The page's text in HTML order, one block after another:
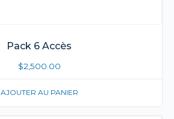
Pack 6 Accès
$2,500.00
AJOUTER AU PANIER